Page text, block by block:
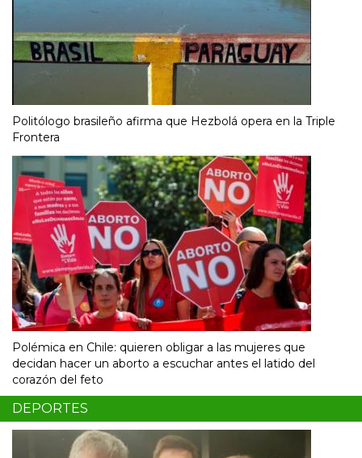
Politólogo brasileño afirma que Hezbolá opera en la Triple
Frontera
Polémica en Chile: quieren obligar a las mujeres que
decidan hacer un aborto a escuchar antes el latido del
corazón del feto
DEPORTES